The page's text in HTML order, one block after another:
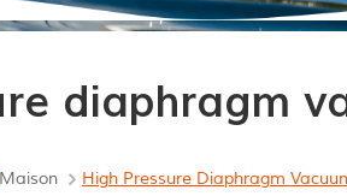
diaphragm
Maison High Pressure Diaphragm